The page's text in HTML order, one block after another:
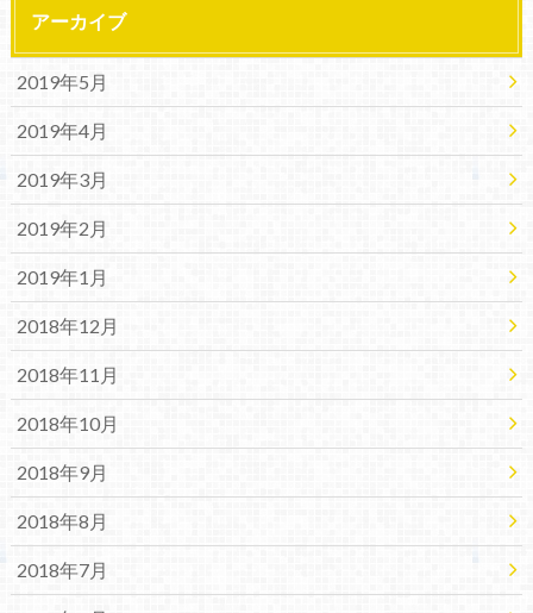
アーカイブ
2019年5月
2019年4月
2019年3月
2019年2月
2019年1月
2018年12月
2018年11月
2018年10月
2018年9月
2018年8月
2018年7月